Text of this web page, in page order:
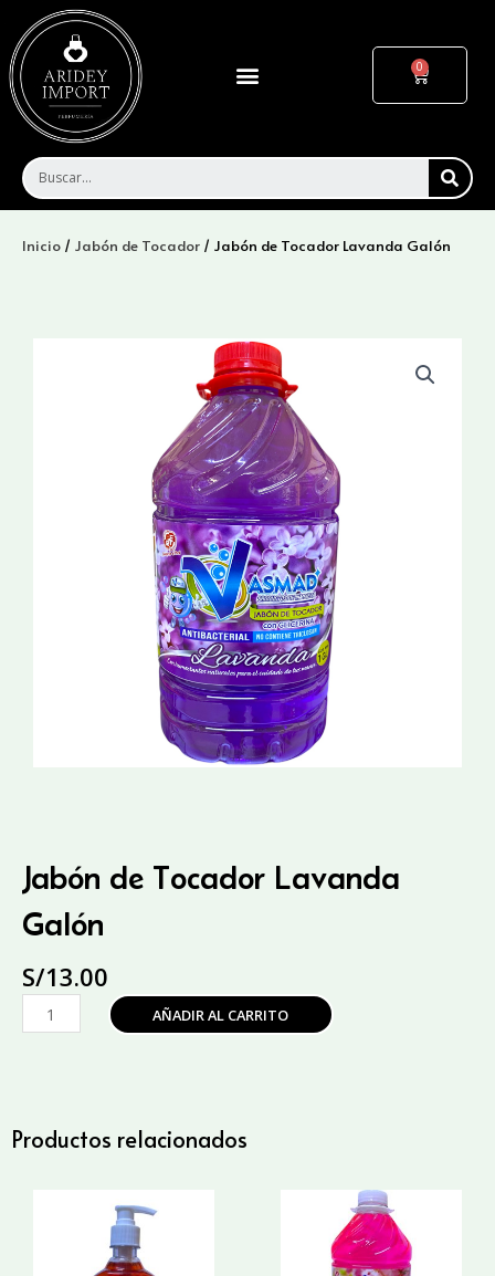
contenido
Menu Cart
Inicio / Jabón de Tocador / Jabón de Tocador Lavanda Galón
Jabón de Tocador Lavanda
Galón
S/13.00
Jabón
de
cantidad
AÑADIR AL CARRITO
Productos relacionados